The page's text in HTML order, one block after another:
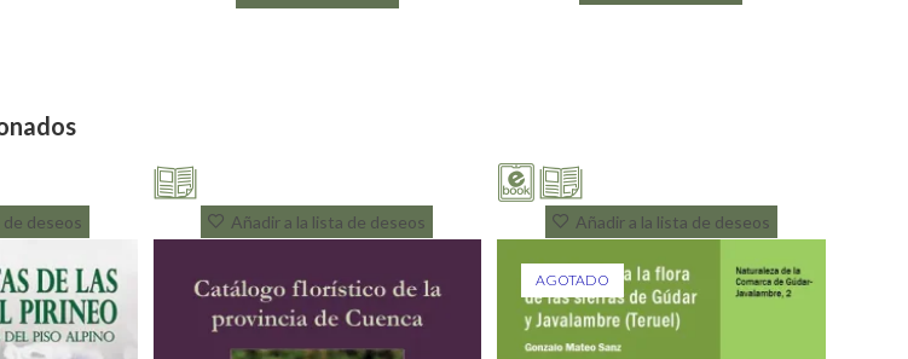
de deseos Añadir a la lista de deseos Añadir a la lista de deseos
AGOTADO